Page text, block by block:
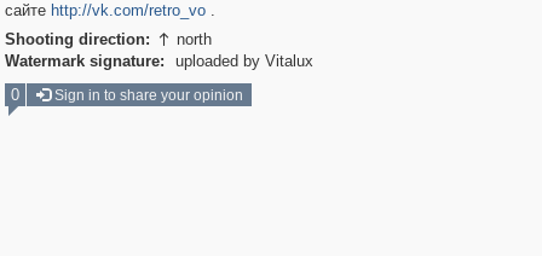
сайте http://vk.com/retro_vo.
Shooting direction:  north
Watermark signature:
uploaded by Vitalux
0
Sign in to share your opinion